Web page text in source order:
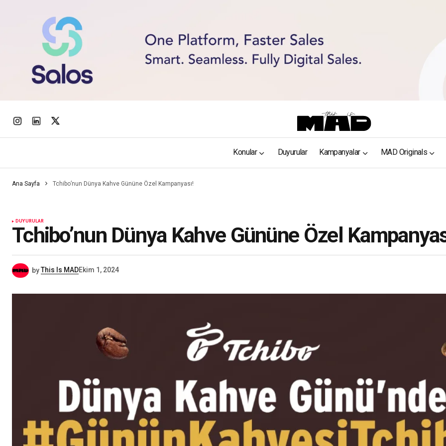
Konular Duyurular Kampanyalar MAD Originals
Ana Sayfa Tchibo’nun Dünya Kahve Gününe Özel Kampanyası!
DUYURULAR
Tchibo’nun Dünya Kahve Gününe Özel
byThis Is MADEkim 1, 2024